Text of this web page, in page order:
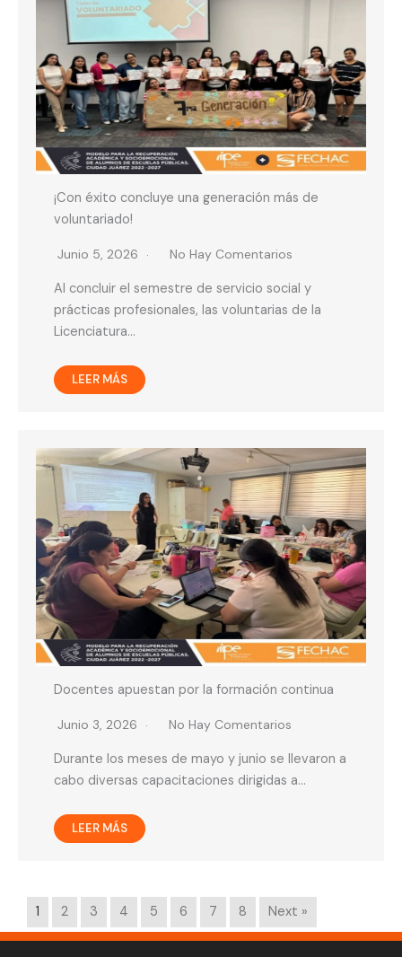
¡Con éxito concluye una generación más de
voluntariado!
Junio 5, 2026 No Hay Comentarios
Al concluir el semestre de servicio social y
prácticas profesionales, las voluntarias de la
Licenciatura…
LEER MÁS
Docentes apuestan por la formación continua
Junio 3, 2026 No Hay Comentarios
Durante los meses de mayo y junio se llevaron a
cabo diversas capacitaciones dirigidas a…
LEER MÁS
1 2 3 4 5 6 7 8 Next »